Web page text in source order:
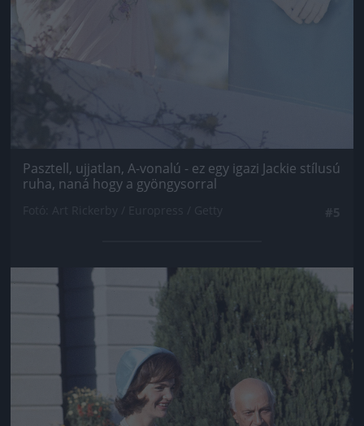
Pasztell, ujjatlan, A-vonalú - ez egy igazi Jackie stílusú
ruha, naná hogy a gyöngysorral
Jön még kép!